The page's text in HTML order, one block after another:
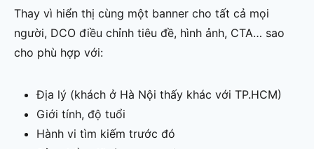
Thay vì hiển thị cùng một banner cho tất cả mọi
người, DCO điều chỉnh tiêu đề, hình ảnh, CTA… sao
cho phù hợp với:
Địa lý (khách ở Hà Nội thấy khác với TP.HCM)
Giới tính, độ tuổi
Hành vi tìm kiếm trước đó
Chat Zalo
Chat Facebook